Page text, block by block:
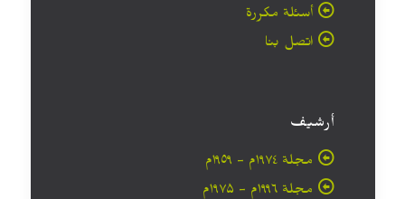
أسئلة مكررة
اتصل بنا
أرشيف
مجلة ۱۹۷٤م - ١٩٥٩م
مجلة ۱۹۹٦م - ۱۹۷۵م